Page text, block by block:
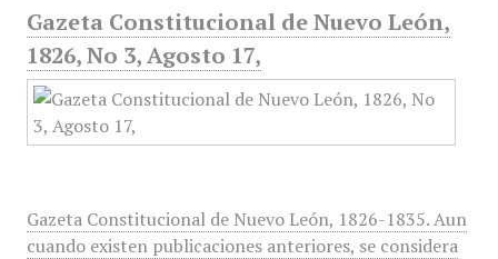
Gazeta Constitucional de Nuevo León,
1826, No 3, Agosto 17,
Gazeta Constitucional de Nuevo León, 1826-1835. Aun
cuando existen publicaciones anteriores, se considera